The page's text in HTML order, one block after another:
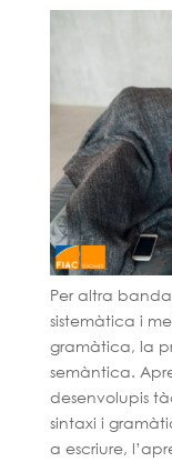
Per altra
sistemàtica i
gramàtica, la
semàntica.
desenvolupis
sintaxi i
a escriure,